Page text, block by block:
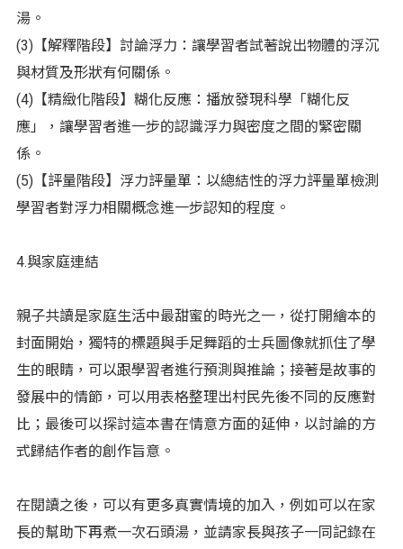
湯。
(3)【解釋階段】討論浮力：讓學習者試著說出物體的浮沉
與材質及形狀有何關係。
(4)【精緻化階段】糊化反應：播放發現科學「糊化反
應」，讓學習者進一步的認識浮力與密度之間的緊密關
係。
(5)【評量階段】浮力評量單：以總結性的浮力評量單檢測
學習者對浮力相關概念進一步認知的程度。
4.與家庭連結
親子共讀是家庭生活中最甜蜜的時光之一，從打開繪本的
封面開始，獨特的標題與手足舞蹈的士兵圖像就抓住了學
生的眼睛，可以跟學習者進行預測與推論；接著是故事的
發展中的情節，可以用表格整理出村民先後不同的反應對
比；最後可以探討這本書在情意方面的延伸，以討論的方
式歸結作者的創作旨意。
在閱讀之後，可以有更多真實情境的加入，例如可以在家
長的幫助下再煮一次石頭湯，並請家長與孩子一同記錄在